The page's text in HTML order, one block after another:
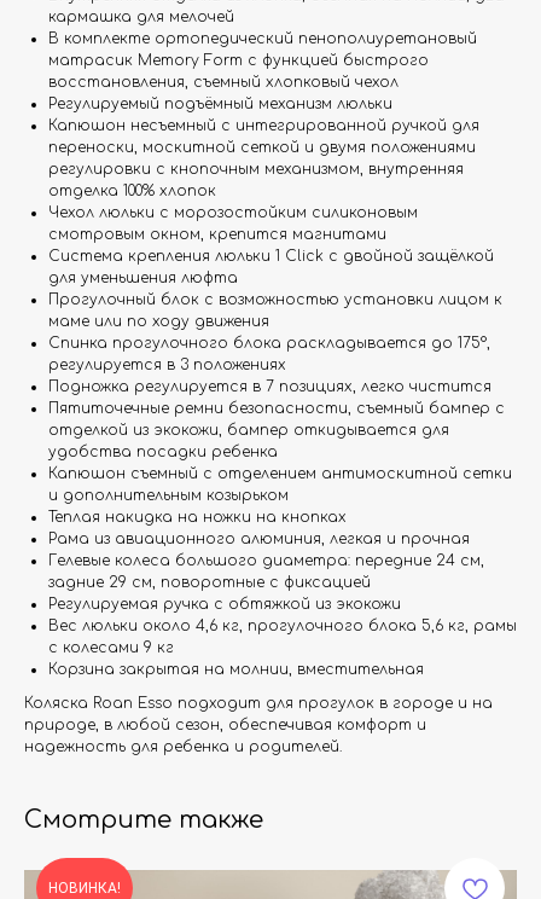
кармашка для мелочей
В комплекте ортопедический пенополиуретановый
матрасик Memory Form с функцией быстрого
восстановления, съемный хлопковый чехол
Регулируемый подъёмный механизм люльки
Капюшон несъемный с интегрированной ручкой для
переноски, москитной сеткой и двумя положениями
регулировки с кнопочным механизмом, внутренняя
отделка 100% хлопок
Чехол люльки с морозостойким силиконовым
смотровым окном, крепится магнитами
Система крепления люльки 1 Click с двойной защёлкой
для уменьшения люфта
Прогулочный блок с возможностью установки лицом к
маме или по ходу движения
Спинка прогулочного блока раскладывается до 175°,
регулируется в 3 положениях
Подножка регулируется в 7 позициях, легко чистится
Пятиточечные ремни безопасности, съемный бампер с
отделкой из экокожи, бампер откидывается для
удобства посадки ребенка
Капюшон съемный с отделением антимоскитной сетки
и дополнительным козырьком
Теплая накидка на ножки на кнопках
Рама из авиационного алюминия, легкая и прочная
Гелевые колеса большого диаметра: передние 24 см,
задние 29 см, поворотные с фиксацией
Регулируемая ручка с обтяжкой из экокожи
Вес люльки около 4,6 кг, прогулочного блока 5,6 кг, рамы
с колесами 9 кг
Корзина закрытая на молнии, вместительная
Коляска Roan Esso подходит для прогулок в городе и на
природе, в любой сезон, обеспечивая комфорт и
надежность для ребенка и родителей.
Смотрите также
НОВИНКА!